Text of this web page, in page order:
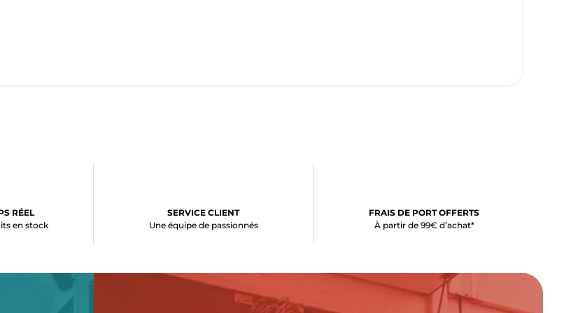
RÉEL
en stock
SERVICE CLIENT
Une équipe de passionnés
FRAIS DE PORT OFFERTS
À partir de 99€ d’achat*